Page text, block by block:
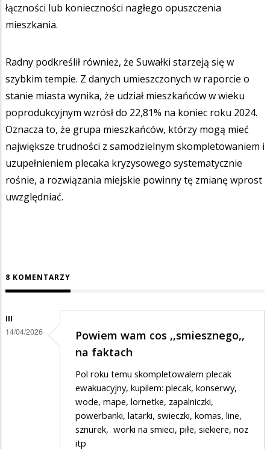
łączności lub konieczności nagłego opuszczenia
mieszkania.
Radny podkreślił również, że Suwałki starzeją się w
szybkim tempie. Z danych umieszczonych w raporcie o
stanie miasta wynika, że udział mieszkańców w wieku
poprodukcyjnym wzrósł do 22,81% na koniec roku 2024.
Oznacza to, że grupa mieszkańców, którzy mogą mieć
największe trudności z samodzielnym skompletowaniem i
uzupełnieniem plecaka kryzysowego systematycznie
rośnie, a rozwiązania miejskie powinny tę zmianę wprost
uwzględniać.
8 KOMENTARZY
III
14/04/2026
Powiem wam cos ,,smiesznego,,
na faktach
Pol roku temu skompletowalem plecak
ewakuacyjny, kupilem: plecak, konserwy,
wode, mape, lornetke, zapalniczki,
powerbanki, latarki, swieczki, komas, line,
sznurek, worki na smieci, piłe, siekiere, noz
itp